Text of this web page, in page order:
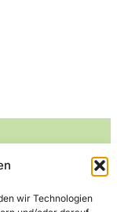
wir Technologien